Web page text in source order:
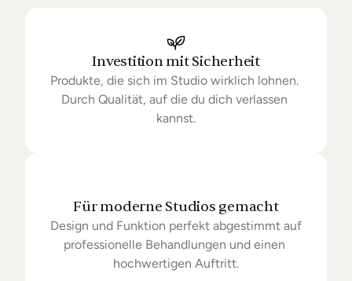
Lieferung unter Umständen um einige Tage
verzögern.Investition mit Sicherheit
Produkte, die sich im Studio wirklich lohnen.
Durch Qualität, auf die du dich verlassen
kannst.
Für moderne Studios gemacht
Design und Funktion perfekt abgestimmt auf
professionelle Behandlungen und einen
hochwertigen Auftritt.